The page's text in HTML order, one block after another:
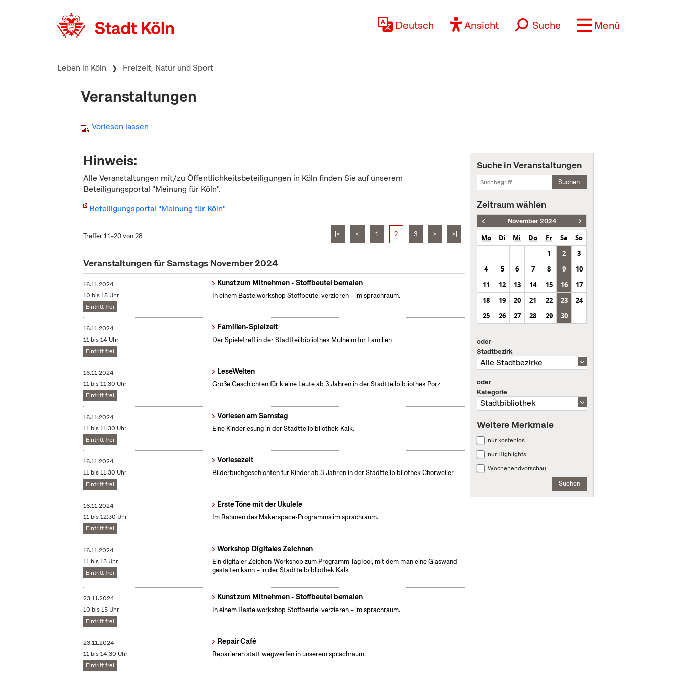
Deutsch Ansicht Suche Menü
Leben in Köln Freizeit, Natur und Sport
Veranstaltungen
Vorlesen lassen
Hinweis:
Alle Veranstaltungen mit/zu Öffentlichkeitsbeteiligungen in Köln finden Sie auf unserem
Beteiligungsportal "Meinung für Köln".
Beteiligungsportal "Meinung für Köln"
Treffer 11–20 von 28 |< < 1 2 3 > >|
Veranstaltungen für Samstags November 2024
16.11.2024
10 bis 15 Uhr
Eintritt frei
Kunst zum Mitnehmen - Stoffbeutel bemalen
In einem Bastelworkshop Stoffbeutel verzieren – im sprachraum.
16.11.2024
11 bis 14 Uhr
Eintritt frei
Familien-Spielzeit
Der Spieletreff in der Stadtteilbibliothek Mülheim für Familien
16.11.2024
11 bis 11:30 Uhr
Eintritt frei
LeseWelten
Große Geschichten für kleine Leute ab 3 Jahren in der Stadtteilbibliothek Porz
16.11.2024
11 bis 11:30 Uhr
Eintritt frei
Vorlesen am Samstag
Eine Kinderlesung in der Stadtteilbibliothek Kalk.
16.11.2024
11 bis 11:30 Uhr
Eintritt frei
Vorlesezeit
Bilderbuchgeschichten für Kinder ab 3 Jahren in der Stadtteilbibliothek Chorweiler
16.11.2024
11 bis 12:30 Uhr
Eintritt frei
Erste Töne mit der Ukulele
Im Rahmen des Makerspace-Programms im sprachraum.
16.11.2024
11 bis 13 Uhr
Eintritt frei
Workshop Digitales Zeichnen
Ein digitaler Zeichen-Workshop zum Programm TagTool, mit dem man eine Glaswand
gestalten kann – in der Stadtteilbibliothek Kalk
23.11.2024
10 bis 15 Uhr
Eintritt frei
Kunst zum Mitnehmen - Stoffbeutel bemalen
In einem Bastelworkshop Stoffbeutel verzieren – im sprachraum.
23.11.2024
11 bis 14:30 Uhr
Eintritt frei
Repair Café
Reparieren statt wegwerfen in unserem sprachraum.
Suche in Veranstaltungen
Suchen
Zeitraum wählen
November 2024
Mo Di Mi Do Fr Sa
So
1
2
3
4
5 6 7 8 9
10
11
12 13 14 15 16
17
18
19 20 21 22 23
24
25
26 27 28 29 30
oder
Stadtbezirk
oder
Kategorie
Weitere Merkmale
nur kostenlos
nur Highlights
Wochenendvorschau
Suchen